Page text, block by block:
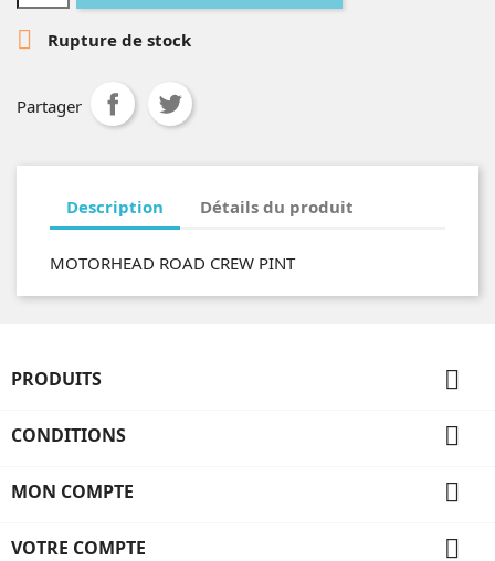
 Rupture de stock
Partager
Description Détails du produit
MOTORHEAD ROAD CREW PINT
PRODUITS 
CONDITIONS 
MON COMPTE 
VOTRE COMPTE 